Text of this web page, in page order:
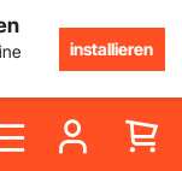
installieren